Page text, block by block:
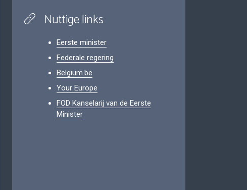
Nuttige links
Eerste minister
Federale regering
Belgium.be
Your Europe
FOD Kanselarij van de Eerste
Minister